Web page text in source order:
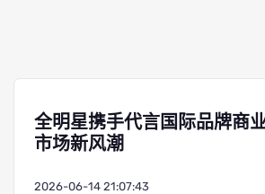
全明星携手代言国际品牌商
市场新风潮
2026-06-14 21:07:43